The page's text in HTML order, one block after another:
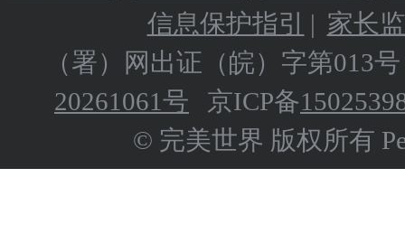
信息保护指引
| 家长
（署）网出证（皖）字第013号
20261061号
京ICP备
© 完美世界 版权所有